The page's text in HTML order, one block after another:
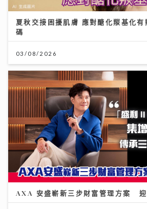
夏秋交接困擾肌膚 應對醣化羰基化有
碼
03/08/2026
AXA 安盛嶄新三步財富管理方案 迎